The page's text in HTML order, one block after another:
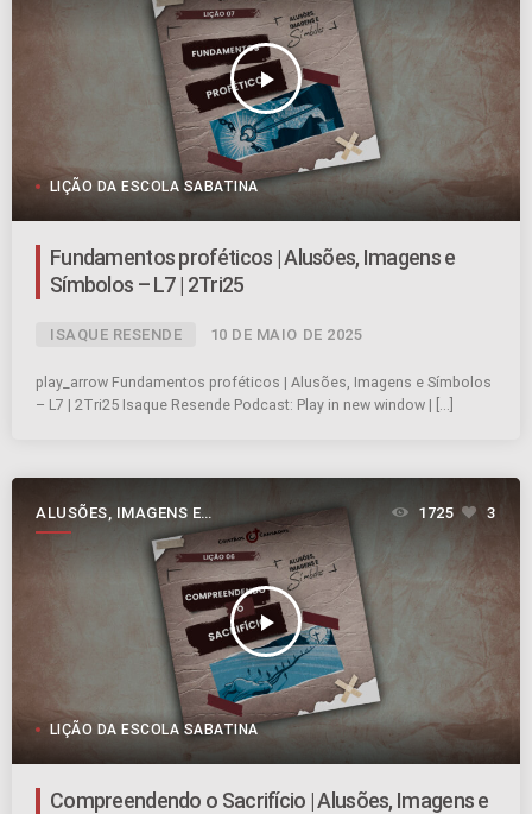
play_arrow
LIÇÃO DA ESCOLA SABATINA
Fundamentos proféticos | Alusões, Imagens e
Símbolos – L7 | 2Tri25
ISAQUE RESENDE 10 DE MAIO DE 2025
play_arrow Fundamentos proféticos | Alusões, Imagens e Símbolos
– L7 | 2Tri25 Isaque Resende Podcast: Play in new window | […]
ALUSÕES, IMAGENS E
SÍMBOLOS
play_arrow
1725 3
LIÇÃO DA ESCOLA SABATINA
Compreendendo o Sacrifício | Alusões, Imagens e